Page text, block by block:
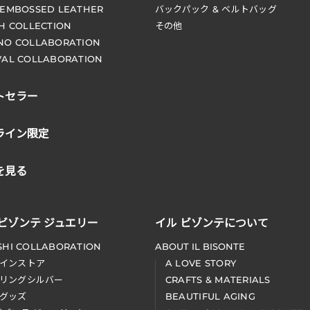
LEATHER
COLLECTION
COLLABORATION
COLLABORATION
セラー
イン限定
見る
バックパック & ベルトバッグ
その他
ゾンテ ジュエリー
COLLABORATION
ンストア
ングシルバー
ッズ
イル ビゾンテについて
ABOUT IL BISONTE
A LOVE STORY
CRAFTS & MATERIALS
BEAUTIFUL AGING